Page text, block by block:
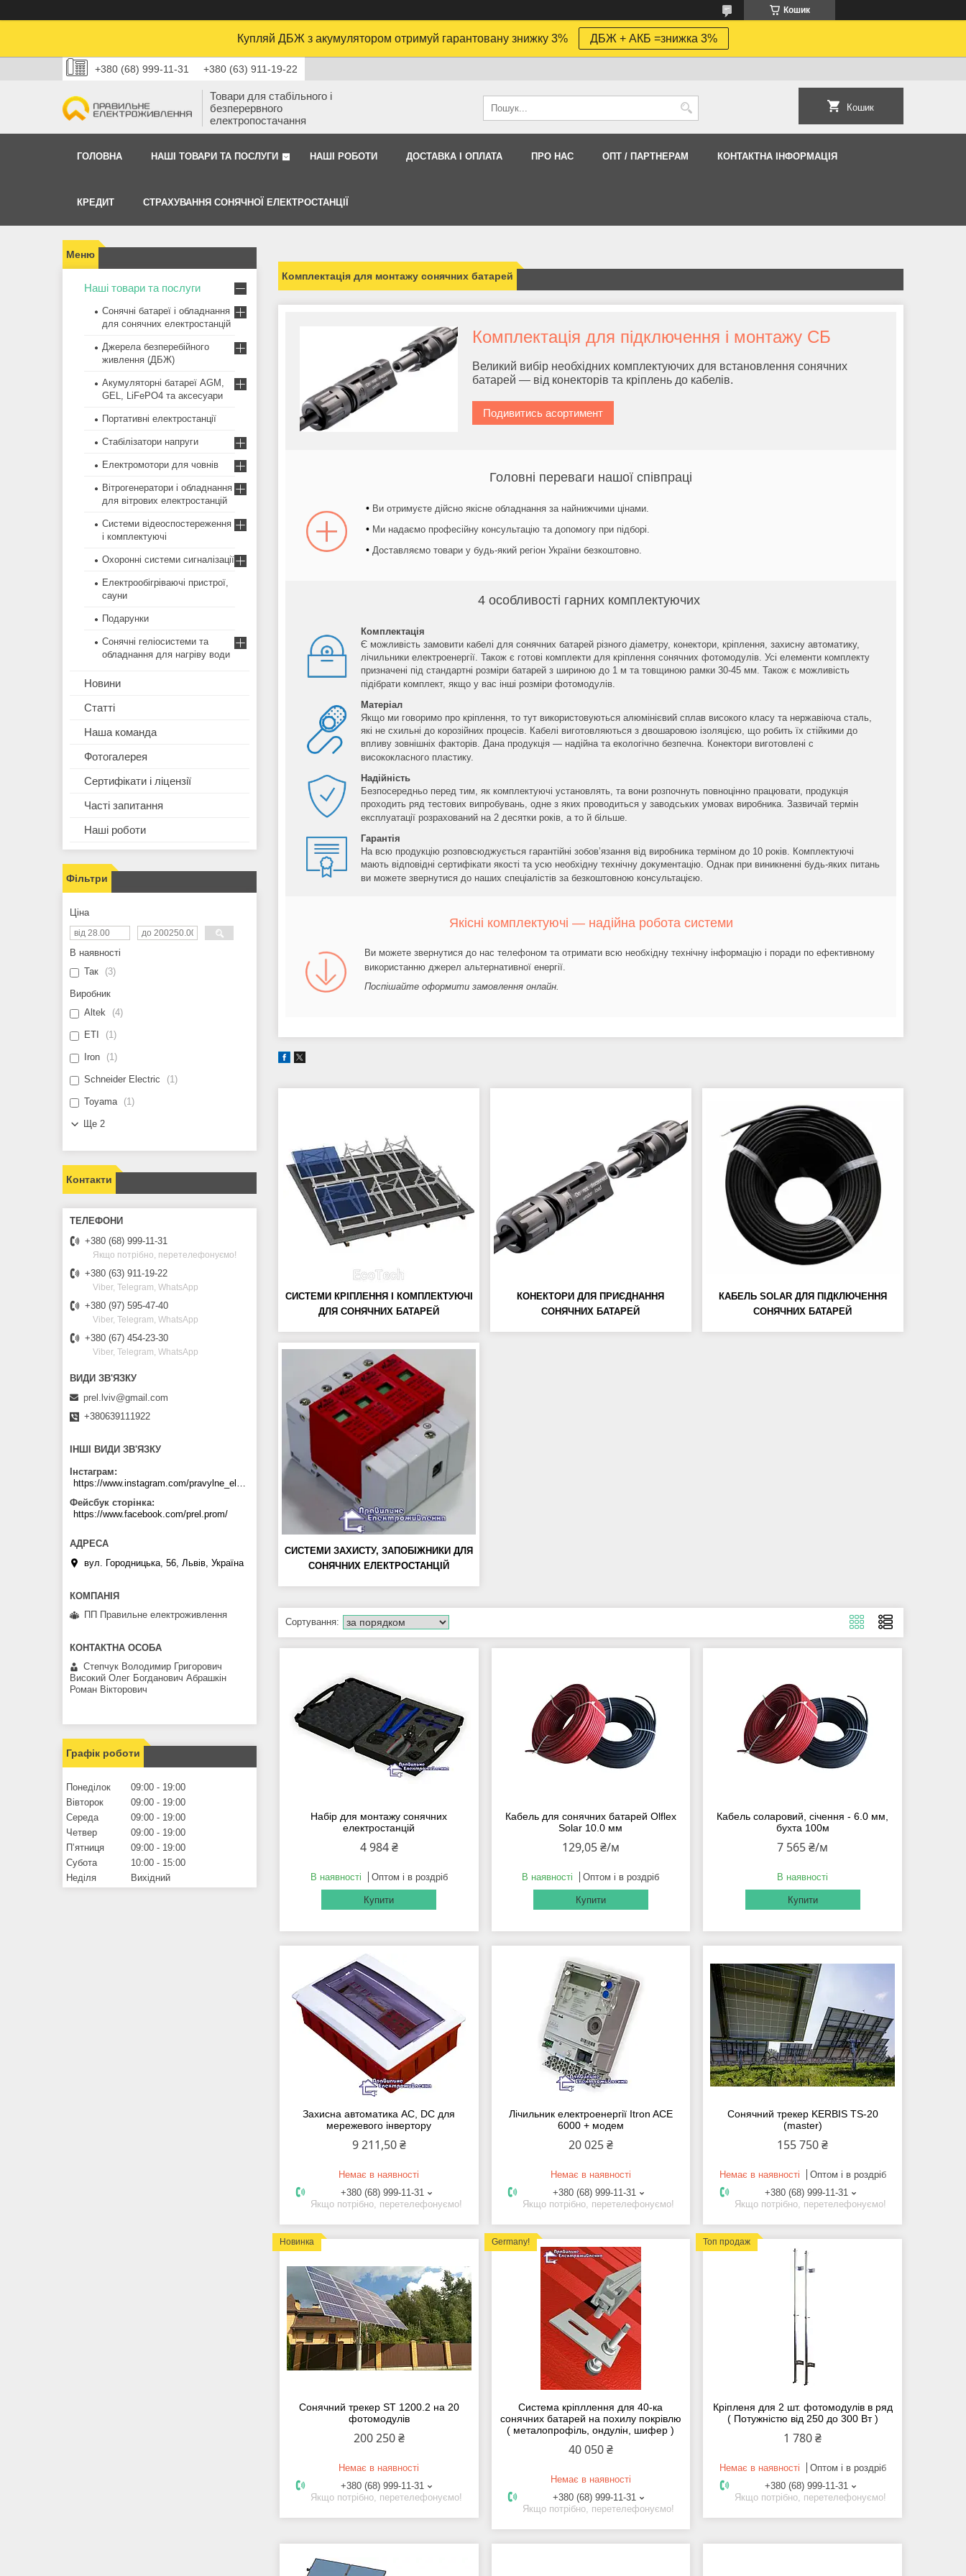
Кошик
Купляй ДБЖ з акумулятором отримуй гарантовану знижку 3% ДБЖ + АКБ =знижка 3%
+380 (68) 999-11-31 +380 (63) 911-19-22
Товари для стабільного і
безперервного
електропостачання
Кошик
ГОЛОВНА НАШІ ТОВАРИ ТА ПОСЛУГИ НАШI РОБОТИ ДОСТАВКА І ОПЛАТА ПРО НАС ОПТ / ПАРТНЕРАМ КОНТАКТНА ІНФОРМАЦІЯ
КРЕДИТ СТРАХУВАННЯ СОНЯЧНОЇ ЕЛЕКТРОСТАНЦІЇ
Комплектація для монтажу сонячних батарей
Комплектація для підключення і монтажу СБ
Великий вибір необхідних комплектуючих для встановлення сонячних
батарей — від конекторів та кріплень до кабелів.
Подивитись асортимент
Головні переваги нашої співпраці
• Ви отримуєте дійсно якісне обладнання за найнижчими цінами.
• Ми надаємо професійну консультацію та допомогу при підборі.
• Доставляємо товари у будь-який регіон України безкоштовно.
4 особливості гарних комплектуючих
Комплектація
Є можливість замовити кабелі для сонячних батарей різного діаметру, конектори, кріплення, захисну автоматику,
лічильники електроенергії. Також є готові комплекти для кріплення сонячних фотомодулів. Усі елементи комплекту
призначені під стандартні розміри батарей з шириною до 1 м та товщиною рамки 30-45 мм. Також є можливість
підібрати комплект, якщо у вас інші розміри фотомодулів.
Матеріал
Якщо ми говоримо про кріплення, то тут використовуються алюмінієвий сплав високого класу та нержавіюча сталь,
які не схильні до корозійних процесів. Кабелі виготовляються з двошаровою ізоляцією, що робить їх стійкими до
впливу зовнішніх факторів. Дана продукція — надійна та екологічно безпечна. Конектори виготовлені с
висококласного пластику.
Надійність
Безпосередньо перед тим, як комплектуючі установлять, та вони розпочнуть повноцінно працювати, продукція
проходить ряд тестових випробувань, одне з яких проводиться у заводських умовах виробника. Зазвичай термін
експлуатації розрахований на 2 десятки років, а то й більше.
Гарантія
На всю продукцію розповсюджується гарантійні зобов’язання від виробника терміном до 10 років. Комплектуючі
мають відповідні сертифікати якості та усю необхідну технічну документацію. Однак при виникненні будь-яких питань
ви можете звернутися до наших спеціалістів за безкоштовною консультацією.
Якісні комплектуючі — надійна робота системи
Ви можете звернутися до нас телефоном та отримати всю необхідну технічну інформацію і поради по ефективному
використанню джерел альтернативної енергії.
Поспішайте оформити замовлення онлайн.
СИСТЕМИ КРІПЛЕННЯ І КОМПЛЕКТУЮЧІ
ДЛЯ СОНЯЧНИХ БАТАРЕЙ
КОНЕКТОРИ ДЛЯ ПРИЄДНАННЯ
СОНЯЧНИХ БАТАРЕЙ
КАБЕЛЬ SOLAR ДЛЯ ПІДКЛЮЧЕННЯ
СОНЯЧНИХ БАТАРЕЙ
СИСТЕМИ ЗАХИСТУ, ЗАПОБІЖНИКИ ДЛЯ
СОНЯЧНИХ ЕЛЕКТРОСТАНЦІЙ
Набір для монтажу сонячних
електростанцій
4 984 ₴
В наявності Оптом і в роздріб
Купити
Кабель для сонячних батарей Olflex
Solar 10.0 мм
129,05 ₴/м
В наявності Оптом і в роздріб
Купити
Кабель соларовий, січення - 6.0 мм,
бухта 100м
7 565 ₴/м
В наявності
Купити
Захисна автоматика АС, DC для
мережевого інвертору
9 211,50 ₴
Немає в наявності
+380 (68) 999-11-31
Якщо потрібно, перетелефонуємо!
Лічильник електроенергії Itron ACE
6000 + модем
20 025 ₴
Немає в наявності
+380 (68) 999-11-31
Якщо потрібно, перетелефонуємо!
Сонячний трекер KERBIS TS-20
(master)
155 750 ₴
Немає в наявності
Оптом і в роздріб
+380 (68) 999-11-31
Якщо потрібно, перетелефонуємо!
Новинка
Сонячний трекер ST 1200.2 на 20
фотомодулів
200 250 ₴
Немає в наявності
+380 (68) 999-11-31
Якщо потрібно, перетелефонуємо!
Germany!
Система кріпллення для 40-ка
сонячних батарей на похилу покрівлю
( металопрофіль, ондулін, шифер )
40 050 ₴
Немає в наявності
+380 (68) 999-11-31
Якщо потрібно, перетелефонуємо!
Топ продаж
Кріпленя для 2 шт. фотомодулів в ряд
( Потужністю від 250 до 300 Вт )
1 780 ₴
Немає в наявності
Оптом і в роздріб
+380 (68) 999-11-31
Якщо потрібно, перетелефонуємо!
Наші товари та послуги
Сонячні батареї і обладнання
для сонячних електростанцій
Джерела безперебійного
живлення (ДБЖ)
Акумуляторні батареї AGM,
GEL, LiFePO4 та аксесуари
Портативні електростанції
Стабілізатори напруги
Електромотори для човнів
Вітрогенератори і обладнання
для вітрових електростанцій
Системи відеоспостереження
і комплектуючі
Охоронні системи сигналізації
Електрообігріваючі пристрої,
сауни
Подарунки
Сонячні геліосистеми та
обладнання для нагріву води
Новини
Статті
Наша команда
Фотогалерея
Сертифікати і ліцензії
Часті запитання
Наші роботи
Фільтри
Ціна
В наявності
Так
3
Виробник
Altek
4
ETI 1
Iron 1
Schneider Electric 1
Toyama 1
Ще 2
Контакти
+380 (68) 999-11-31
Якщо потрібно, перетелефонуємо!
+380 (63) 911-19-22
Viber, Telegram, WhatsApp
+380 (97) 595-47-40
Viber, Telegram, WhatsApp
+380 (67) 454-23-30
Viber, Telegram, WhatsApp
prel.lviv@gmail.com
+380639111922
ІНШІ ВИДИ ЗВ'ЯЗКУ
Інстаграм
https://www.instagram.com/pravylne_electrozhyvlennya/
Фейсбук сторінка
https://www.facebook.com/prel.prom/
вул. Городницька, 56, Львів, Україна
ПП Правильне електроживлення
Степчук Володимир Григорович
Високий Олег Богданович Абрашкін
Роман Вікторович
Графік роботи
Понеділок 09:00
19:00
Вівторок
09:00
19:00
Середа
09:00
19:00
Четвер
09:00
19:00
Пʼятниця
09:00
19:00
Субота
10:00
15:00
Неділя
Вихідний